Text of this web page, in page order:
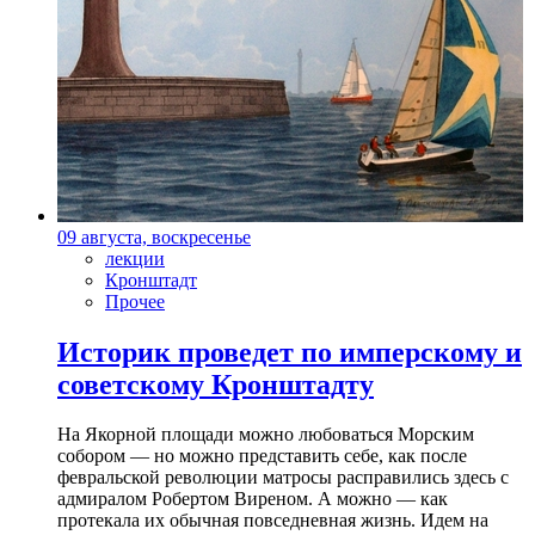
09 августа, воскресенье
лекции
Кронштадт
Прочее
Историк проведет по имперскому и
советскому Кронштадту
На Якорной площади можно любоваться Морским
собором — но можно представить себе, как после
февральской революции матросы расправились здесь с
адмиралом Робертом Виреном. А можно — как
протекала их обычная повседневная жизнь. Идем на